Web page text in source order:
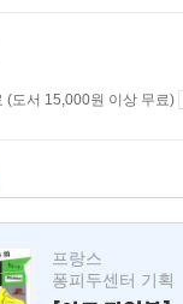
(도서 15,000원 이상 무료)
프랑스
퐁피두센터 기획